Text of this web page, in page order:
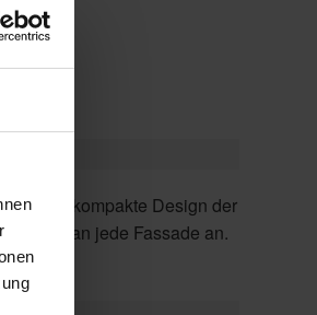
Pearl
an jede Fassade an.